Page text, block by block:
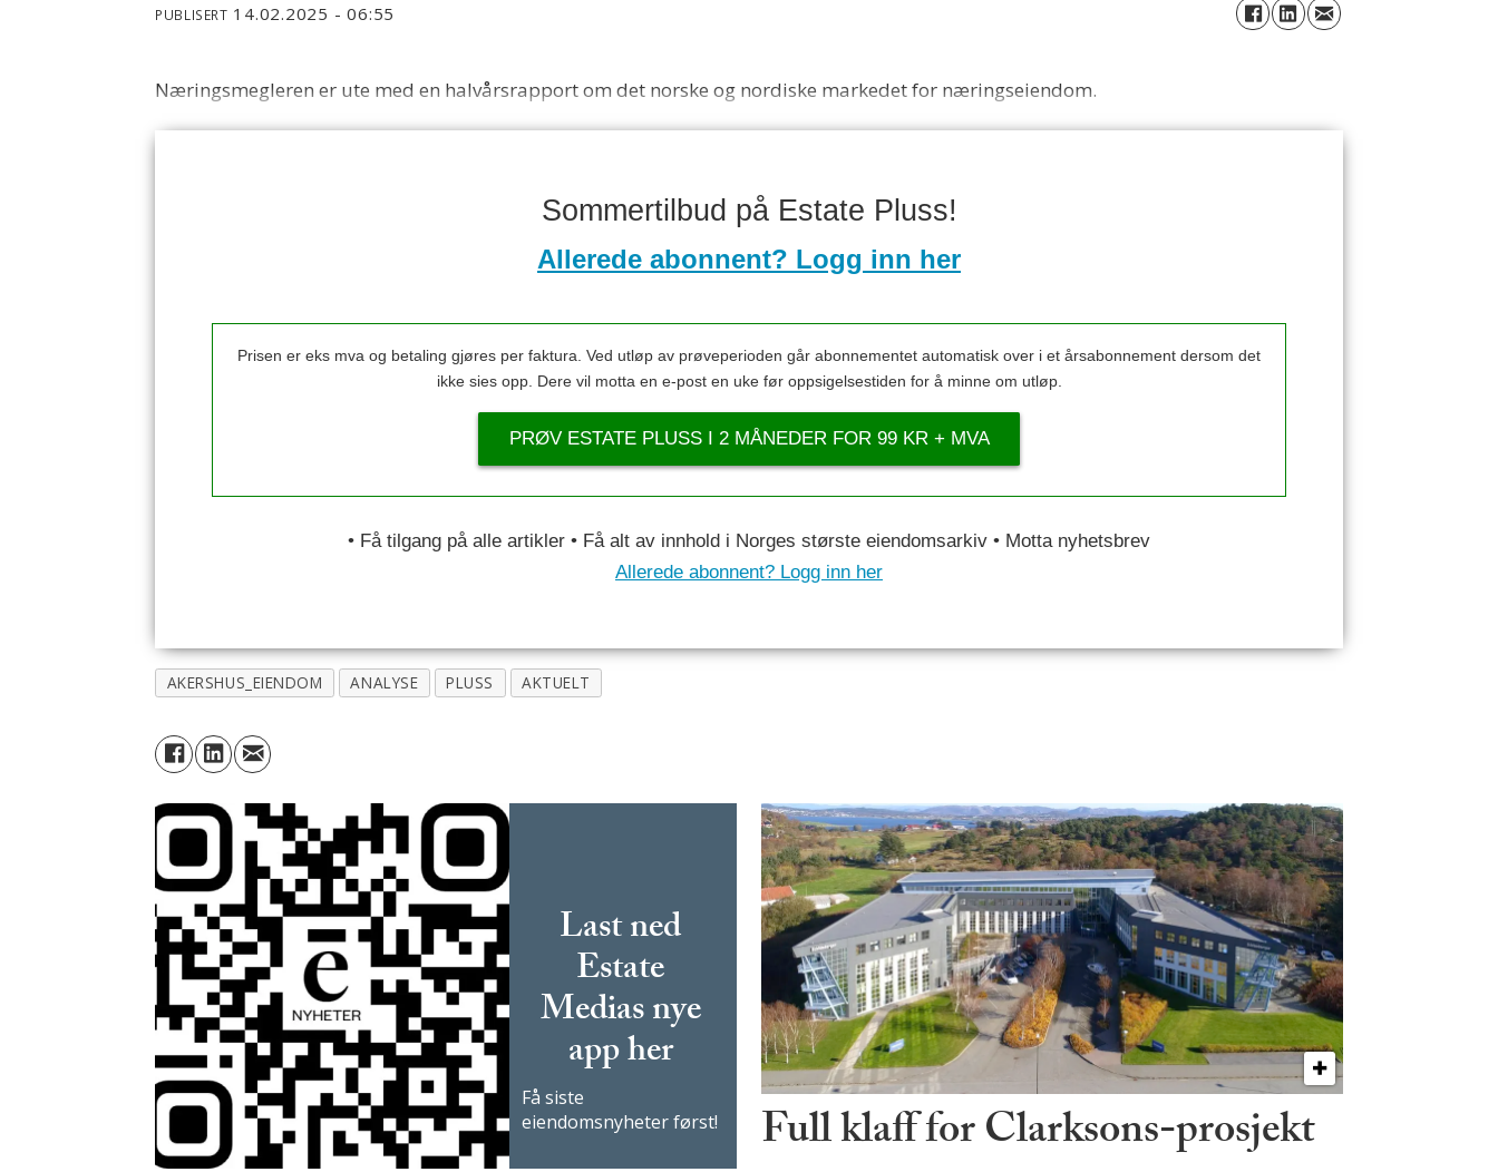
PUBLISERT 14.02.2025 - 06:55
Næringsmegleren er ute med en halvårsrapport om det norske og nordiske markedet for næringseiendom.
Sommertilbud på Estate Pluss!
Allerede abonnent? Logg inn her
Prisen er eks mva og betaling gjøres per faktura. Ved utløp av prøveperioden går abonnementet automatisk over i et årsabonnement dersom det
ikke sies opp. Dere vil motta en e-post en uke før oppsigelsestiden for å minne om utløp.
PRØV ESTATE PLUSS I 2 MÅNEDER FOR 99 KR + MVA
• Få tilgang på alle artikler • Få alt av innhold i Norges største eiendomsarkiv • Motta nyhetsbrev
Allerede abonnent? Logg inn her
AKERSHUS_EIENDOM ANALYSE PLUSS AKTUELT
Last ned
Estate
Medias nye
app her
Få siste
eiendomsnyheter først!
Full klaff for Clarksons-prosjekt